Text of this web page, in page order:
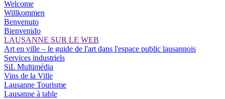
Welcome
Willkommen
Benvenuto
Bienvenido
LAUSANNE SUR LE WEB
Art en ville – le guide de l'art dans l'espace public lausannois
Services industriels
SiL Multimédia
Vins de la Ville
Lausanne Tourisme
Lausanne à table